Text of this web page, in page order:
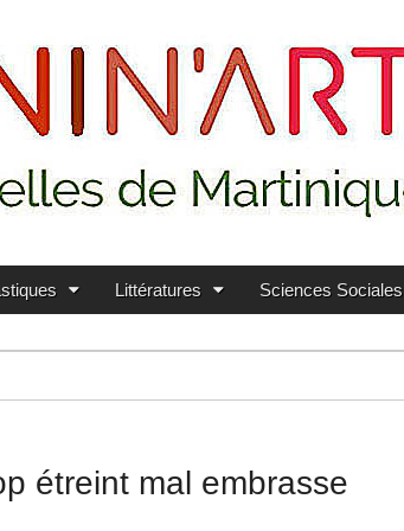
Littératures Sciences Sociales
étreint mal embrasse